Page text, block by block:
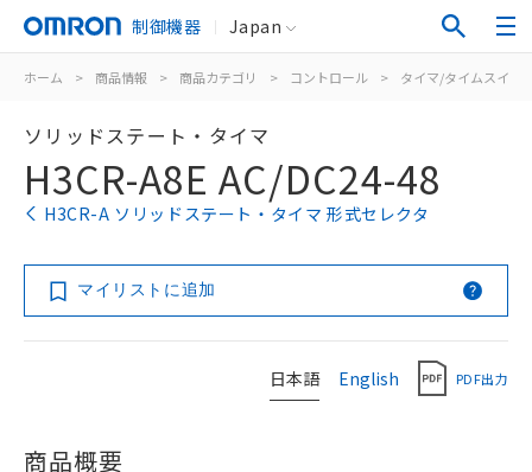
制御機器 Japan
ホーム > 商品情報 > 商品カテゴリ > コントロール > タイマ/タイムスイッ
ソリッドステート・タイマ
H3CR-A8E AC/DC24-48
H3CR-A ソリッドステート・タイマ 形式セレクタ
マイリストに追加
日本語 English PDF出力
商品概要